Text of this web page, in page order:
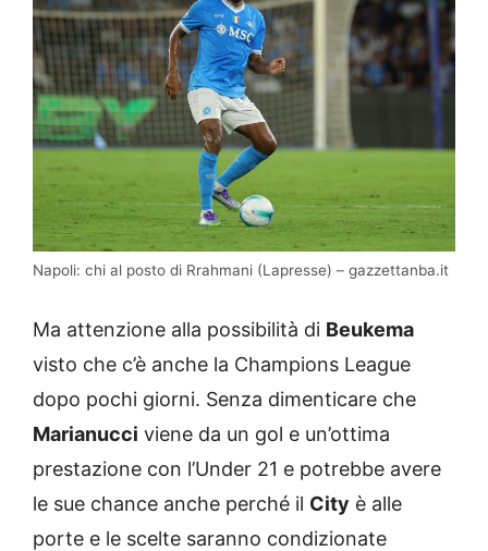
Napoli: chi al posto di Rrahmani (Lapresse) – gazzettanba.it
Ma attenzione alla possibilità di Beukema
visto che c’è anche la Champions League
dopo pochi giorni. Senza dimenticare che
Marianucci viene da un gol e un’ottima
prestazione con l’Under 21 e potrebbe avere
le sue chance anche perché il City è alle
porte e le scelte saranno condizionate